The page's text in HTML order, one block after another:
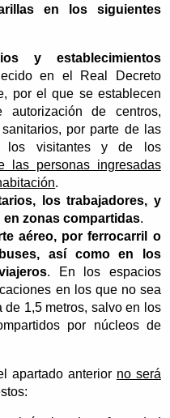
en los siguientes
y establecimientos
en el Real Decreto
por el que se establecen
autorización de centros,
por parte de las
los visitantes y de los
las personas ingresadas
.
los trabajadores, y
zonas compartidas.
aéreo, por ferrocarril o
así como en los
. En los espacios
en los que no sea
1,5 metros, salvo en los
por núcleos de
apartado anterior no será